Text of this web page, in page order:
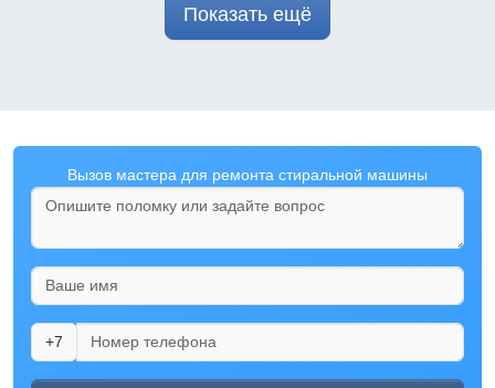
Показать ещё
Вызов мастера для ремонта стиральной машины
+7